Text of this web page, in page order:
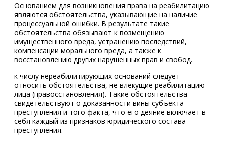
Основанием для возникновения права на реабилитацию
являются обстоятельства, указывающие на наличие
процессуальной ошибки. В результате такие
обстоятельства обязывают к возмещению
имущественного вреда, устранению последствий,
компенсации морального вреда, а также к
восстановлению других нарушенных прав и свобод.
к числу нереабилитирующих оснований следует
относить обстоятельства, не влекущие реабилитацию
лица (правосстановления). Такие обстоятельства
свидетельствуют о доказанности вины субъекта
преступления и того факта, что его деяние включает в
себя каждый из признаков юридического состава
преступления.